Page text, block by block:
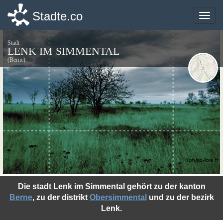
Toggle
Stadte.co
Stadt
LENK IM SIMMENTAL
(Berne)
Die stadt Lenk im Simmental gehört zu der kanton
Berne, zu der distrikt Obersimmental und zu der bezirk
Lenk.
©photo-libre.fr
Toggle
Stadte.co